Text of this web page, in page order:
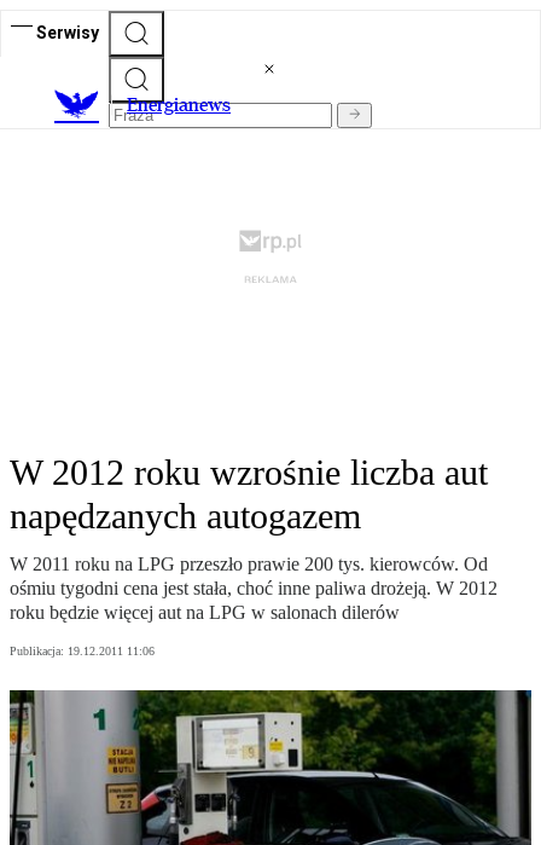
Serwisy
Energianews
W 2012 roku wzrośnie liczba aut
napędzanych autogazem
W 2011 roku na LPG przeszło prawie 200 tys. kierowców. Od
ośmiu tygodni cena jest stała, choć inne paliwa drożeją. W 2012
roku będzie więcej aut na LPG w salonach dilerów
Publikacja: 19.12.2011 11:06